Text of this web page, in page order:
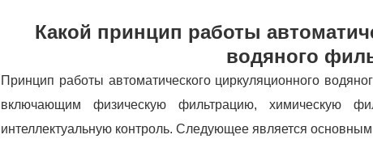
Какой принцип работы
водяного
Принцип работы автоматического циркуляционного
включающим физическую фильтрацию, химическую
интеллектуальную контроль. Следующее является